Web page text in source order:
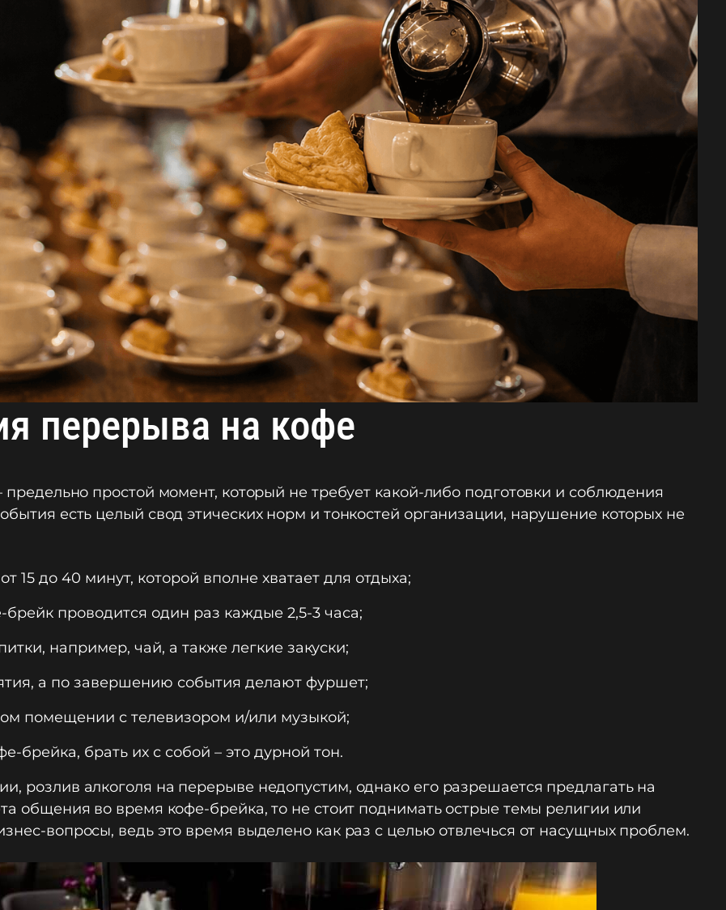
перерыва на кофе
простой момент, который не требует какой-либо подготовки и соблюдения
есть целый свод этических норм и тонкостей организации, нарушение которых не
15 до 40 минут, которой вполне хватает для отдыха;
проводится один раз каждые 2,5-3 часа;
например, чай, а также легкие закуски;
а по завершению события делают фуршет;
помещении с телевизором и/или музыкой;
брейка, брать их с собой – это дурной тон.
розлив алкоголя на перерыве недопустим, однако его разрешается предлагать на
общения во время кофе-брейка, то не стоит поднимать острые темы религии или
вопросы, ведь это время выделено как раз с целью отвлечься от насущных проблем.